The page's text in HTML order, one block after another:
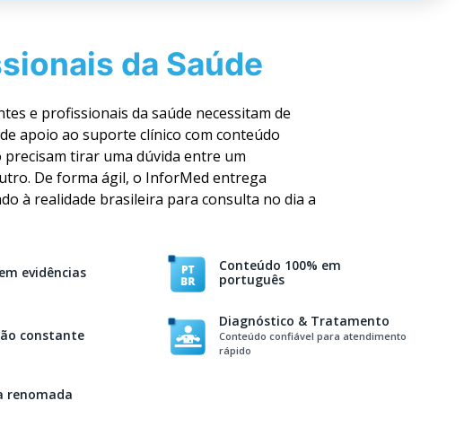
da Saúde
e profissionais da saúde necessitam de
apoio ao suporte clínico com conteúdo
precisam tirar uma dúvida entre um
De forma ágil, o InforMed entrega
à realidade brasileira para consulta no dia a
evidências
Conteúdo 100% em
português
constante
Diagnóstico & Tratamento
Conteúdo confiável para atendimento
rápido
renomada